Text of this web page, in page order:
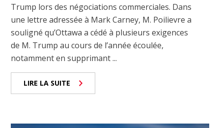
Trump lors des négociations commerciales. Dans
une lettre adressée à Mark Carney, M. Poilievre a
souligné qu’Ottawa a cédé à plusieurs exigences
de M. Trump au cours de l’année écoulée,
notamment en supprimant ...
LIRE LA SUITE